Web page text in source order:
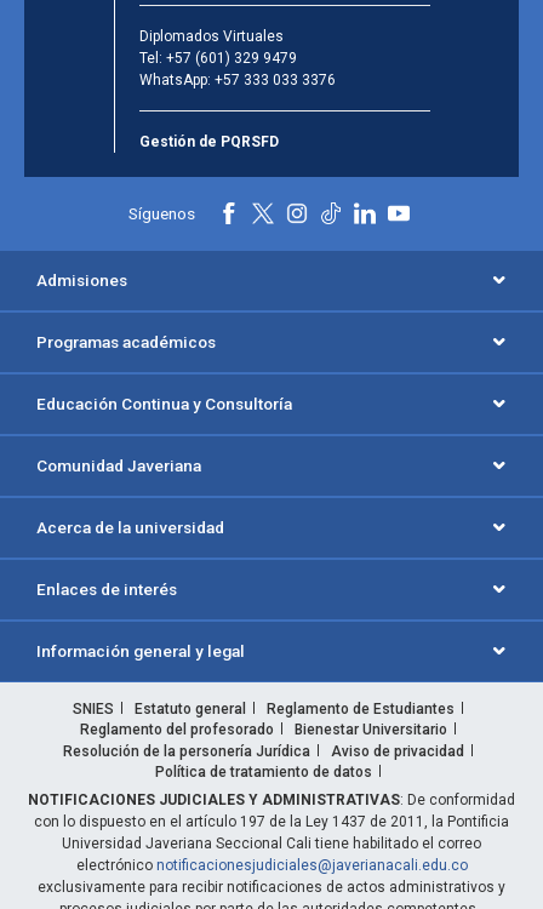
Diplomados Virtuales
Tel: +57 (601) 329 9479
WhatsApp: +57 333 033 3376
Gestión de PQRSFD
Síguenos
Admisiones
Programas académicos
Educación Continua y Consultoría
Comunidad Javeriana
Acerca de la universidad
Enlaces de interés
Información general y legal
SNIES Estatuto general
Reglamento de Estudiantes
Reglamento del profesorado
Bienestar Universitario
Resolución de la personería Jurídica
Aviso de privacidad
Política de tratamiento de datos
NOTIFICACIONES JUDICIALES Y ADMINISTRATIVAS: De conformidad
con lo dispuesto en el artículo 197 de la Ley 1437 de 2011, la Pontificia
Universidad Javeriana Seccional Cali tiene habilitado el correo
electrónico notificacionesjudiciales@javerianacali.edu.co
exclusivamente para recibir notificaciones de actos administrativos y